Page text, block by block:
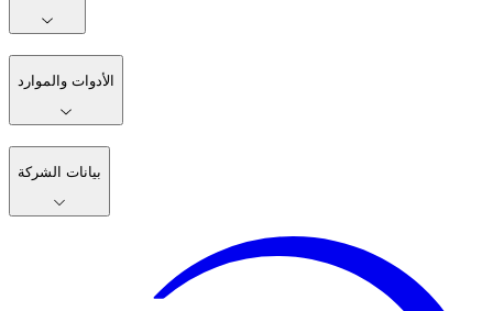
الأدوات والموارد
بيانات الشركة